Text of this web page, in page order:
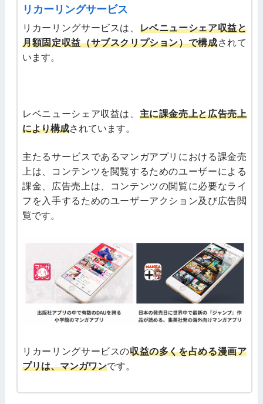
リカーリングサービス
リカーリングサービスは、 レベニューシェア収益と
月額固定収益（サブスクリプション）で構成されて
います。
レベニューシェア収益は、 主に課金売上と広告売上
により構成されています。
主たるサービスであるマンガアプリにおける課金売
上は、コンテンツを閲覧するためのユーザーによる
課金、広告売上は、コンテンツの閲覧に必要なライ
フを入手するためのユーザーアクション及び広告閲
覧です。
リカーリングサービスの収益の多くを占める漫画ア
プリは、マンガワンです。